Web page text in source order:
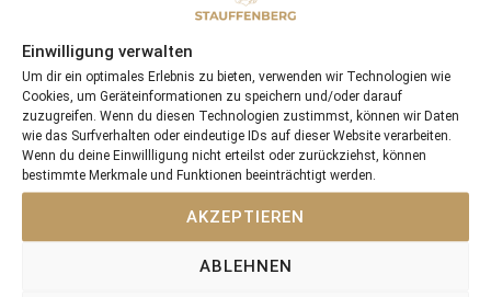
Einwilligung verwalten
Um dir ein optimales Erlebnis zu bieten, verwenden wir Technologien wie
Cookies, um Geräteinformationen zu speichern und/oder darauf
zuzugreifen. Wenn du diesen Technologien zustimmst, können wir Daten
wie das Surfverhalten oder eindeutige IDs auf dieser Website verarbeiten.
Wenn du deine Einwillligung nicht erteilst oder zurückziehst, können
bestimmte Merkmale und Funktionen beeinträchtigt werden.
AKZEPTIEREN
ABLEHNEN